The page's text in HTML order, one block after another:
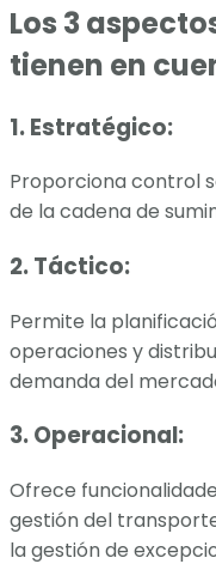
Los 3
tienen en
1.Estratégico:
Proporciona control
de la cadena de
2.Táctico:
Permite la
operaciones y
demanda del
3.Operacional:
Ofrece
gestión del
la gestión de